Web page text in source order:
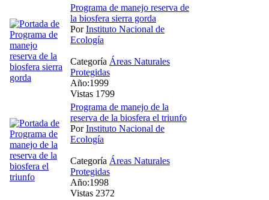
Programa de manejo reserva de
la biosfera sierra gorda
PorInstituto Nacional de
Ecología
Categoría Áreas Naturales
Protegidas
Año:1999
Vistas 1799
Programa de manejo de la
reserva de la biosfera el triunfo
PorInstituto Nacional de
Ecología
Categoría Áreas Naturales
Protegidas
Año:1998
Vistas 2372